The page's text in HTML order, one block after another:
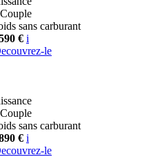
Couple
sans carburant
€ i
le
Couple
sans carburant
€ i
le